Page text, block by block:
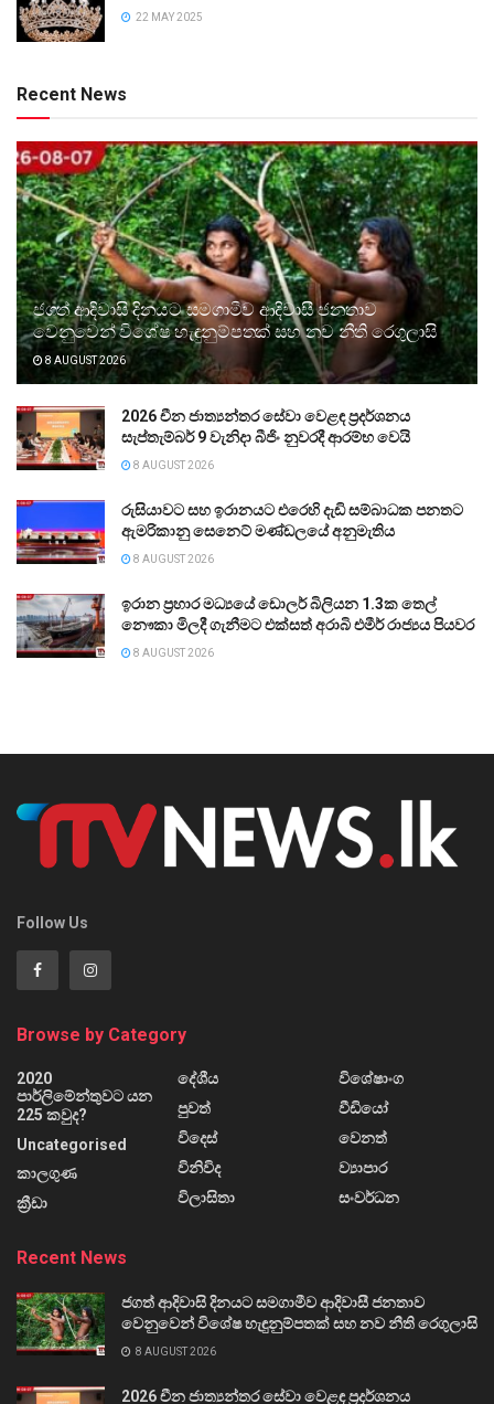
22 MAY 2025
Recent News
ජගත් ආදිවාසි දිනයට සමගාමීව ආදිවාසී ජනතාව
වෙනුවෙන් විශේෂ හැඳුනුම්පතක් සහ නව නීති රෙගුලාසි
8 AUGUST 2026
2026 චීන ජාත්‍යන්තර සේවා වෙළඳ ප්‍රදර්ශනය
සැප්තැම්බර් 9 වැනිදා බීජිං නුවරදී ආරම්භ වෙයි
8 AUGUST 2026
රුසියාවට සහ ඉරානයට එරෙහි දැඩි සම්බාධක පනතට
ඇමරිකානු සෙනෙට් මණ්ඩලයේ අනුමැතිය
8 AUGUST 2026
ඉරාන ප්‍රහාර මධ්‍යයේ ඩොලර් බිලියන 1.3ක තෙල්
නෞකා මිලදී ගැනීමට එක්සත් අරාබි එමීර් රාජ්‍යය පියවර
8 AUGUST 2026
Follow Us
Browse by Category
2020
පාර්ලිමේන්තුවට යන
225 කවුද?
Uncategorised
කාලගුණ
ක්‍රීඩා
දේශීය
පුවත්
විදෙස්
විනිවිද
විලාසිතා
විශේෂාංග
වීඩියෝ
වෙනත්
ව්‍යාපාර
සංවර්ධන
Recent News
ජගත් ආදිවාසි දිනයට සමගාමීව ආදිවාසී ජනතාව
වෙනුවෙන් විශේෂ හැඳුනුම්පතක් සහ නව නීති රෙගුලාසි
8 AUGUST 2026
2026 චීන ජාත්‍යන්තර සේවා වෙළඳ ප්‍රදර්ශනය